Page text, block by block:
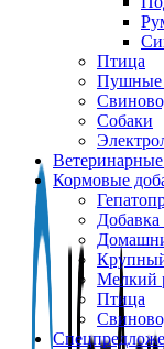
Птица
Пушные
Собаки
Кормовые
Мелкий
Птица